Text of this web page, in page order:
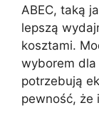
ABEC, taką
lepszą
kosztami.
wyborem
potrzebują
pewność, że